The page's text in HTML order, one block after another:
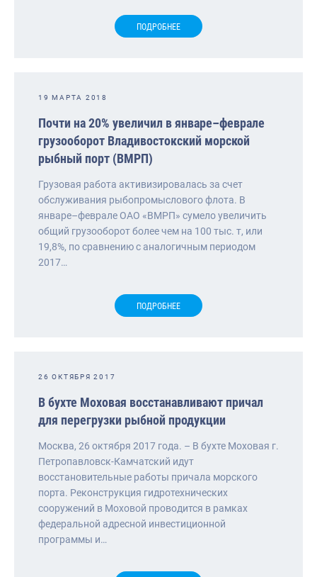
ПОДРОБНЕЕ
19 МАРТА 2018
Почти на 20% увеличил в январе–феврале
грузооборот Владивостокский морской
рыбный порт (ВМРП)
Грузовая работа активизировалась за счет
обслуживания рыбопромыслового флота. В
январе–феврале ОАО «ВМРП» сумело увеличить
общий грузооборот более чем на 100 тыс. т, или
19,8%, по сравнению с аналогичным периодом
2017…
ПОДРОБНЕЕ
26 ОКТЯБРЯ 2017
В бухте Моховая восстанавливают причал
для перегрузки рыбной продукции
Москва, 26 октября 2017 года. – В бухте Моховая г.
Петропавловск-Камчатский идут
восстановительные работы причала морского
порта. Реконструкция гидротехнических
сооружений в Моховой проводится в рамках
федеральной адресной инвестиционной
программы и…